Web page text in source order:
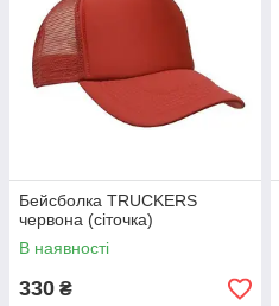
Бейсболка TRUCKERS
червона (сіточка)
В наявності
330 ₴